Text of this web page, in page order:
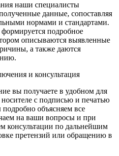
наши специалисты
данные, сопоставляя
нормами и стандартами.
подробное
описываются выявленные
а также даются
и консультация
вы получаете в удобном для
с подписью и печатью
объясняем все
на ваши вопросы и при
консультации по дальнейшим
претензий или обращению в